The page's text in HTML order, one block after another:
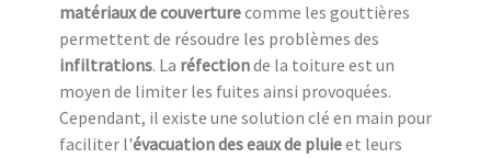
matériaux de couverturecomme les gouttières
permettent de résoudre les problèmes des
infiltrations. La réfectionde la toiture est un
moyen de limiter les fuites ainsi provoquées.
Cependant, il existe une solution clé en main pour
faciliter l'évacuation des eaux de pluieet leurs